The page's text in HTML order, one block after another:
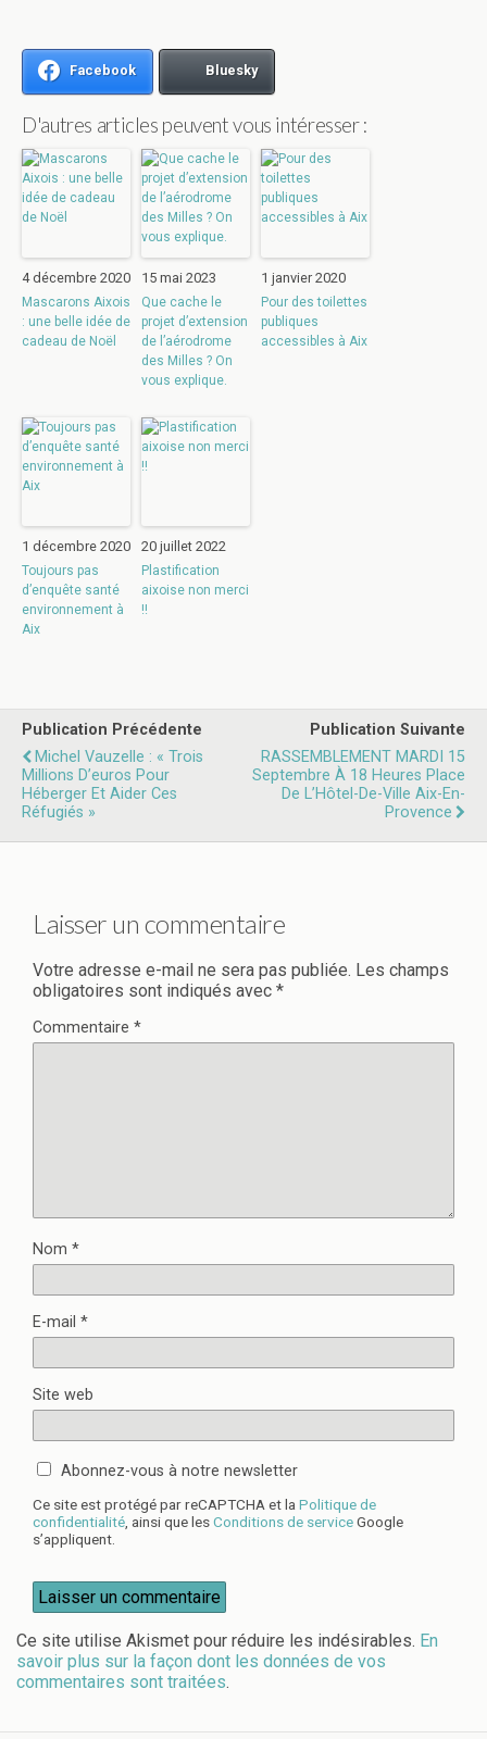
Facebook Bluesky
D'autres articles peuvent vous intéresser :
4 décembre 2020
Mascarons Aixois
: une belle idée de
cadeau de Noël
15 mai 2023
Que cache le
projet d’extension
de l’aérodrome
des Milles ? On
vous explique.
1 janvier 2020
Pour des toilettes
publiques
accessibles à Aix
1 décembre 2020
Toujours pas
d’enquête santé
environnement à
Aix
20 juillet 2022
Plastification
aixoise non merci
!!
Publication Précédente
Michel Vauzelle : « Trois
Millions D’euros Pour
Héberger Et Aider Ces
Réfugiés »
Publication Suivante
RASSEMBLEMENT MARDI 15
Septembre À 18 Heures Place
De L’Hôtel-De-Ville Aix-En-
Provence
Laisser un commentaire
Votre adresse e-mail ne sera pas publiée. Les champs
obligatoires sont indiqués avec *
Commentaire *
Nom *
E-mail *
Site web
Abonnez-vous à notre newsletter
Ce site est protégé par reCAPTCHA et la Politique de
confidentialité , ainsi que lesConditions de serviceGoogle
s’appliquent.
Ce site utilise Akismet pour réduire les indésirables. En
savoir plus sur la façon dont les données de vos
commentaires sont traitées.